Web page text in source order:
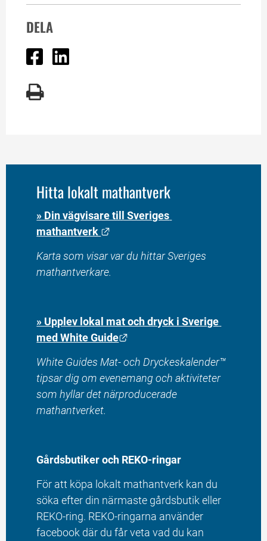
DELA
Dela på Facebook
Hitta lokalt mathantverk
» Din vägvisare till Sveriges
mathantverk
Karta som visar var du hittar Sveriges
mathantverkare.
» Upplev lokal mat och dryck i Sverige
med White Guide
White Guides Mat- och Dryckeskalender™
tipsar dig om evenemang och aktiviteter
som hyllar det närproducerade
mathantverket.
Gårdsbutiker och REKO-ringar
För att köpa lokalt mathantverk kan du
söka efter din närmaste gårdsbutik eller
REKO-ring. REKO-ringarna använder
facebook där du får veta vad du kan